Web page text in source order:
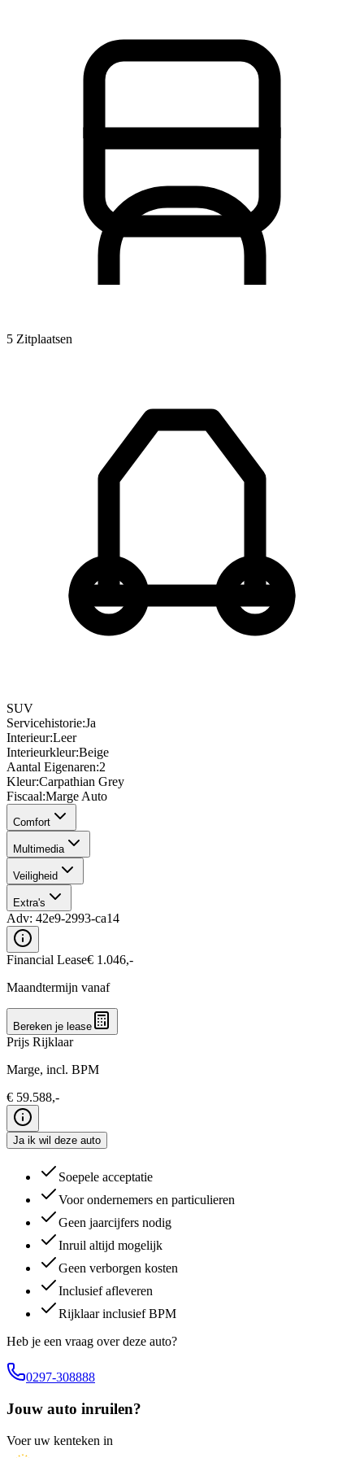
5 Zitplaatsen
SUV
Servicehistorie:Ja
Interieur:Leer
Interieurkleur:Beige
Aantal Eigenaren:2
Kleur:Carpathian Grey
Fiscaal:Marge Auto
Comfort
Multimedia
Veiligheid
Extra's
Adv: 42e9-2993-ca14
Financial Lease€ 1.046,-
Maandtermijn vanaf
Bereken je lease
Prijs Rijklaar
Marge, incl. BPM
€ 59.588,-
Ja ik wil deze auto
Soepele acceptatie
Voor ondernemers en particulieren
Geen jaarcijfers nodig
Inruil altijd mogelijk
Geen verborgen kosten
Inclusief afleveren
Rijklaar inclusief BPM
Heb je een vraag over deze auto?
0297-308888
Jouw auto inruilen?
Voer uw kenteken in